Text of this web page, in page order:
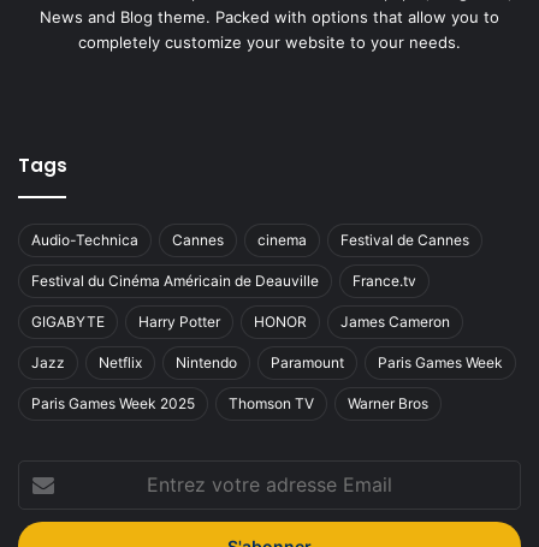
News and Blog theme. Packed with options that allow you to
completely customize your website to your needs.
Tags
Audio-Technica Cannes cinema Festival de Cannes
Festival du Cinéma Américain de Deauville France.tv
GIGABYTE Harry Potter HONOR James Cameron
Jazz Netflix Nintendo Paramount Paris Games Week
Paris Games Week 2025 Thomson TV Warner Bros
votre
adresse